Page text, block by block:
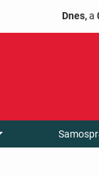
Dnes, a